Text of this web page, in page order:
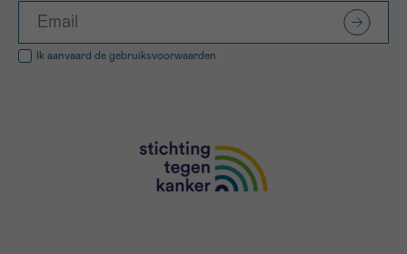
Ik aanvaard de gebruiksvoorwaarden